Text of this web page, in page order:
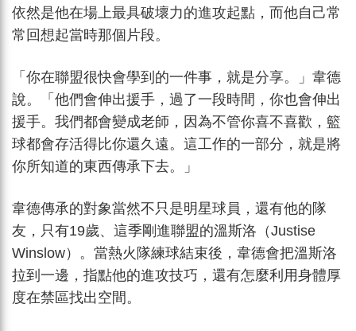
依然是他在場上最具破壞力的進攻起點，而他自己常
常回想起當時那個片段。
「你在聯盟很快會學到的一件事，就是分享。」韋德
說。「他們會伸出援手，過了一段時間，你也會伸出
援手。我們都會變成老師，因為不管你喜不喜歡，籃
球都會存活得比你還久遠。這工作的一部分，就是將
你所知道的東西傳承下去。」
韋德傳承的對象當然不只是明星球員，還有他的隊
友，只有19歲、這季剛進聯盟的溫斯洛（Justise
Winslow）。當熱火隊練球結束後，韋德會把溫斯洛
拉到一邊，指點他的進攻技巧，還有怎麼利用身體厚
度在禁區找出空間。